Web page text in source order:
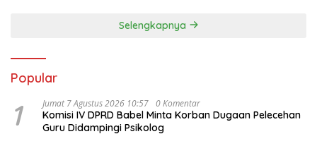
Selengkapnya
Popular
1 Jumat 7 Agustus 2026 10:57 0 Komentar
Komisi IV DPRD Babel Minta Korban Dugaan Pelecehan
Guru Didampingi Psikolog